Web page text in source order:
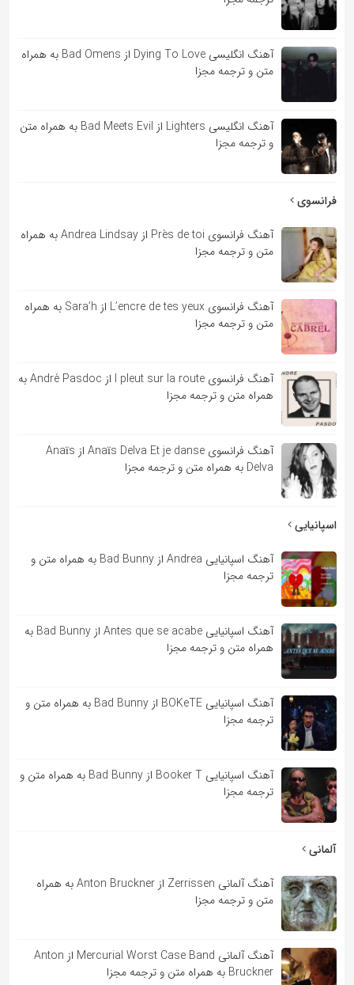
آهنگ انگلیسی Dying To Love از Bad Omens به همراه
متن و ترجمه مجزا
آهنگ انگلیسی Lighters از Bad Meets Evil به همراه متن
و ترجمه مجزا
فرانسوی
آهنگ فرانسوی Près de toi از Andrea Lindsay به همراه
متن و ترجمه مجزا
آهنگ فرانسوی L’encre de tes yeux از Sara’h به همراه
متن و ترجمه مجزا
آهنگ فرانسوی l pleut sur la route از André Pasdoc به
همراه متن و ترجمه مجزا
آهنگ فرانسوی Anaïs Delva Et je danse از Anaïs
Delva به همراه متن و ترجمه مجزا
اسپانیایی
آهنگ اسپانیایی Andrea از Bad Bunny به همراه متن و
ترجمه مجزا
آهنگ اسپانیایی Antes que se acabe از Bad Bunny به
همراه متن و ترجمه مجزا
آهنگ اسپانیایی BOKeTE از Bad Bunny به همراه متن و
ترجمه مجزا
آهنگ اسپانیایی Booker T از Bad Bunny به همراه متن و
ترجمه مجزا
آلمانی
آهنگ آلمانی Zerrissen از Anton Bruckner به همراه
متن و ترجمه مجزا
آهنگ آلمانی Mercurial Worst Case Band از Anton
Bruckner به همراه متن و ترجمه مجزا